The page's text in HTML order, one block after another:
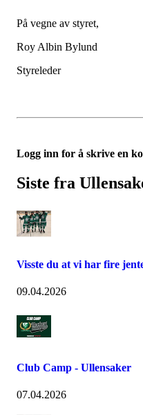
På vegne av styret,
Roy Albin Bylund
Styreleder
Logg inn for å skrive en
Siste fra
Visste du at vi har fire
09.04.2026
Club Camp - Ullensaker
07.04.2026